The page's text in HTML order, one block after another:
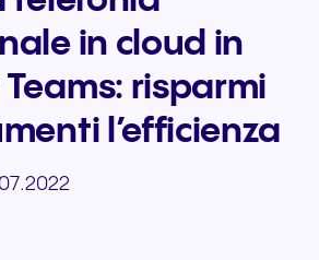
in cloud in
risparmi
l’efficienza